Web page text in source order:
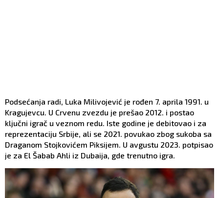
Podsećanja radi, Luka Milivojević je rođen 7. aprila 1991. u
Kragujevcu. U Crvenu zvezdu je prešao 2012. i postao
ključni igrač u veznom redu. Iste godine je debitovao i za
reprezentaciju Srbije, ali se 2021. povukao zbog sukoba sa
Draganom Stojkovićem Piksijem. U avgustu 2023. potpisao
je za El Šabab Ahli iz Dubaija, gde trenutno igra.